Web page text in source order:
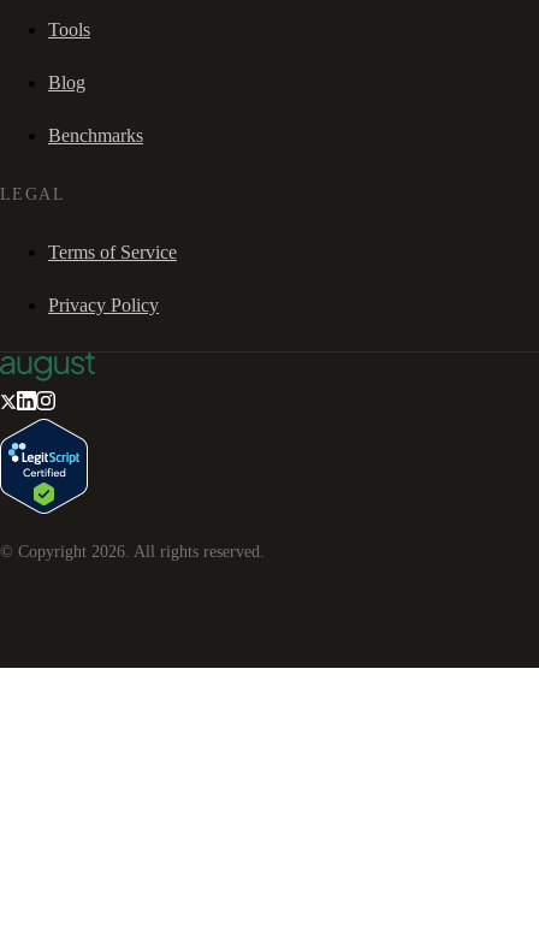
Tools
Blog
Benchmarks
LEGAL
Terms of Service
Privacy Policy
© Copyright 2026. All rights reserved.